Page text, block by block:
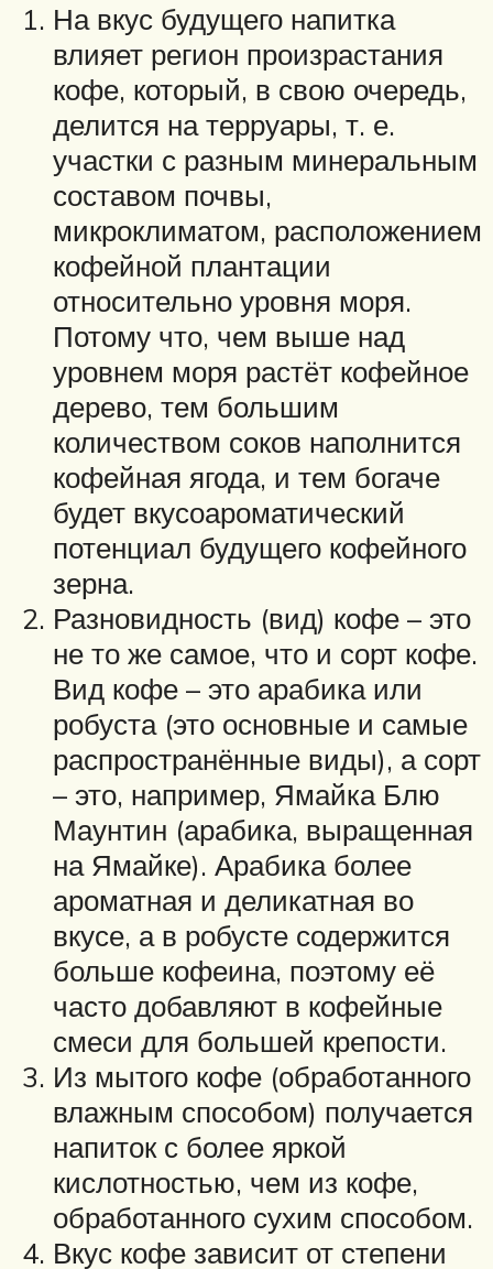
На вкус будущего напитка
влияет регион произрастания
кофе, который, в свою очередь,
делится на терруары, т. е.
участки с разным минеральным
составом почвы,
микроклиматом, расположением
кофейной плантации
относительно уровня моря.
Потому что, чем выше над
уровнем моря растёт кофейное
дерево, тем большим
количеством соков наполнится
кофейная ягода, и тем богаче
будет вкусоароматический
потенциал будущего кофейного
зерна.
Разновидность (вид) кофе – это
не то же самое, что и сорт кофе.
Вид кофе – это арабика или
робуста (это основные и самые
распространённые виды), а сорт
– это, например, Ямайка Блю
Маунтин (арабика, выращенная
на Ямайке). Арабика более
ароматная и деликатная во
вкусе, а в робусте содержится
больше кофеина, поэтому её
часто добавляют в кофейные
смеси для большей крепости.
Из мытого кофе (обработанного
влажным способом) получается
напиток с более яркой
кислотностью, чем из кофе,
обработанного сухим способом.
Вкус кофе зависит от степени